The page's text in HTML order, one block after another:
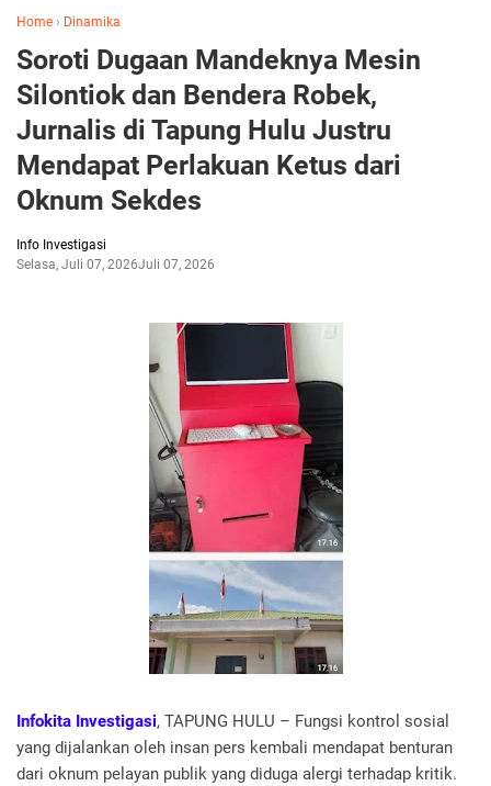
Home › Dinamika
Soroti Dugaan Mandeknya Mesin
Silontiok dan Bendera Robek,
Jurnalis di Tapung Hulu Justru
Mendapat Perlakuan Ketus dari
Oknum Sekdes
Info Investigasi
Selasa, Juli 07, 2026Juli 07, 2026
Infokita Investigasi, TAPUNG HULU – Fungsi kontrol sosial
yang dijalankan oleh insan pers kembali mendapat benturan
dari oknum pelayan publik yang diduga alergi terhadap kritik.